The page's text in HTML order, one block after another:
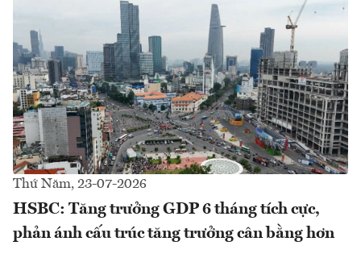
Thứ Năm, 23-07-2026
HSBC: Tăng trưởng GDP 6 tháng tích cực,
phản ánh cấu trúc tăng trưởng cân bằng hơn